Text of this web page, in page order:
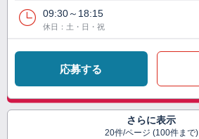
09:30～18:15
休日：土・日・祝
応募する
さらに表示
20件/ページ (100件まで)